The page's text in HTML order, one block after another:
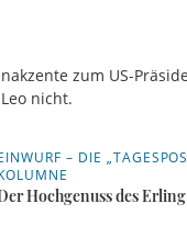
zum US-
nicht.
– DIE
Hochgenuss des